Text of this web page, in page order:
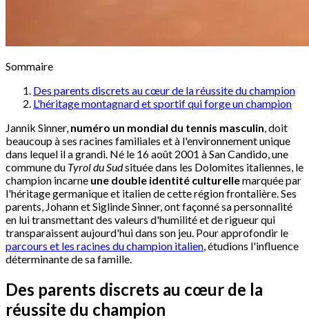
Sommaire
Des parents discrets au cœur de la réussite du champion
L'héritage montagnard et sportif qui forge un champion
Jannik Sinner, numéro un mondial du tennis masculin, doit
beaucoup à ses racines familiales et à l'environnement unique
dans lequel il a grandi. Né le 16 août 2001 à San Candido, une
commune du Tyrol du Sudsituée dans les Dolomites italiennes, le
champion incarne une double identité culturellemarquée par
l'héritage germanique et italien de cette région frontalière. Ses
parents, Johann et Siglinde Sinner, ont façonné sa personnalité
en lui transmettant des valeurs d'humilité et de rigueur qui
transparaissent aujourd'hui dans son jeu. Pour approfondir le
parcours et les racines du champion italien, étudions l'influence
déterminante de sa famille.
Des parents discrets au cœur de la
réussite du champion